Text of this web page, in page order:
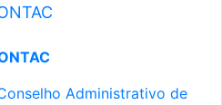
Administrativo de